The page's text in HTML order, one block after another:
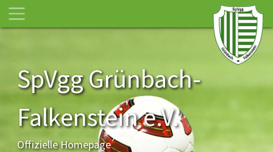
SpVgg Grünbach-
Falkenstein e.V.
Offizielle Homepage